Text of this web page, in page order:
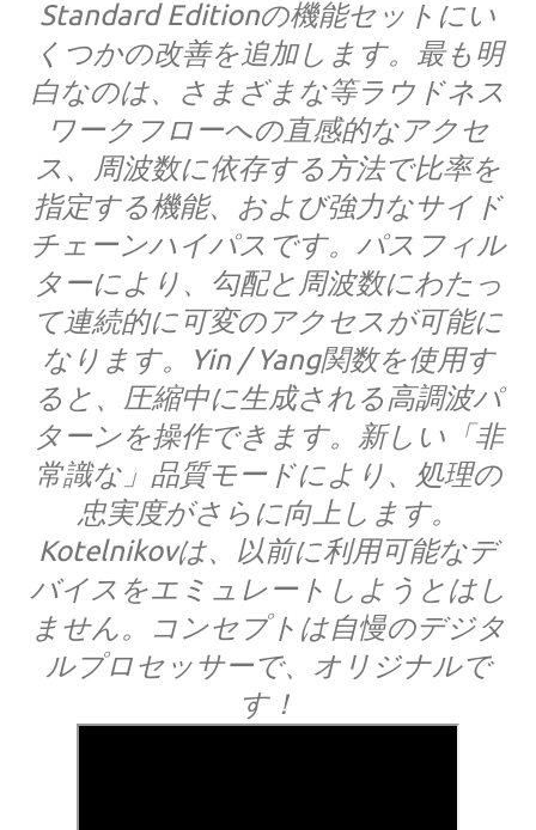
Standard Editionの機能セットにい
くつかの改善を追加します。最も明
白なのは、さまざまな等ラウドネス
ワークフローへの直感的なアクセ
ス、周波数に依存する方法で比率を
指定する機能、および強力なサイド
チェーンハイパスです。パスフィル
ターにより、勾配と周波数にわたっ
て連続的に可変のアクセスが可能に
なります。Yin / Yang関数を使用す
ると、圧縮中に生成される高調波パ
ターンを操作できます。新しい「非
常識な」品質モードにより、処理の
忠実度がさらに向上します。
Kotelnikovは、以前に利用可能なデ
バイスをエミュレートしようとはし
ません。コンセプトは自慢のデジタ
ルプロセッサーで、オリジナルで
す！